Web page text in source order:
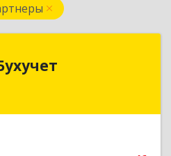
обл, Котельники г,